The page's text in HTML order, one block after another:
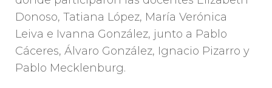
Donoso, Tatiana López, María Verónica
Leiva e Ivanna González, junto a Pablo
Cáceres, Álvaro González, Ignacio Pizarro y
Pablo Mecklenburg.